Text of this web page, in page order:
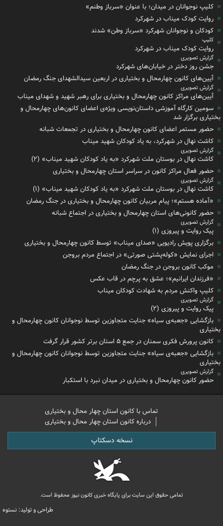
کلیپ نوجوانان در میدان؛ با عنوان «سرباز وطنم»
روایت کودک میناب در شهرکرد
کودکان و نوجوانان شهرکرد «سرباز وطن» شدند
کلیپ
روایت کودک میناب در شهرکرد
گزارش تصویری
جشن روز دختر در خیابان‌های شهرکرد
آیین‌های کانون‌ چهارمحال و بختیاری در اربعین سیدالشهدای جنگ رمضان
گزارش تصویری
آیین‌های مراکز کانون چهارمحال و بختیاری برای رهبر شهید و شهدای میناب
سومین کارگاه آموزشی داستان‌نویسی ویژه‌ی اعضای کانون‌های چهارمحال و
بختیاری برگزار شد
حضور مستمر اعضای کانون چهارمحال و بختیاری در تجمعات شبانه
کاشت نهال در شهرکرد، به یاد کودکان شهید میناب
گزارش تصویری
کاشت نهال در بوستان ملت شهرکرد «به یاد کودکان شهید میناب» (۲)
حضور فعال مراکز کانون در سراسر استان چهارمحال و بختیاری
گزارش تصویری
کاشت نهال در بوستان ملت شهرکرد «به یاد کودکان شهید میناب» (۱)
«آماده هستم»؛ پیام مربیان کانون چهارمحال و بختیاری در جنگ رمضان
حضور کانونی‌های استان چهارمحال و بختیاری در اجتماع شبانه
گزارش تصویری
پیک روایت و پیروزی (۱)
برگزاری پویش رادیویی «صدای میناب» توسط کانون چهارمحال و بختیاری
اجرای نمایش «کوله‌پشتی صورتی» در اجتماع مردم بروجن
موکب کانون بروجن در جنگ رمضان
«فرزندان ایرانیم»؛ عشق به پرچم در قاب عکس
کلیپ واکنش مردم به شهادت کودکان میناب
گزارش تصویری
پیک روایت و پیروزی (۲)
بازگشایی «جعبه‌ی سیاه» جنایت متجاوزین توسط نوجوانان کانون چهارمحال و
بختیاری
کانون پرورش فکری سمنان در جمع ۵ استان برتر کشور قرار گرفت
بازگشایی «جعبه‌ی سیاه» جنایت متجاوزین توسط نوجوانان کانون چهارمحال و
بختیاری
گزارش تصویری
حضور کانون چهارمحال و بختیاری در میدان نبرد با استکبار
تماس با کانون استان چهار محال و بختیاری
درباره کانون استان چهار محال و بختیاری
نسخه دسکتاپ
تمامی حقوق این سایت برای پایگاه خبری کانون نیوز محفوظ است.
طراحی و تولید: نستوه